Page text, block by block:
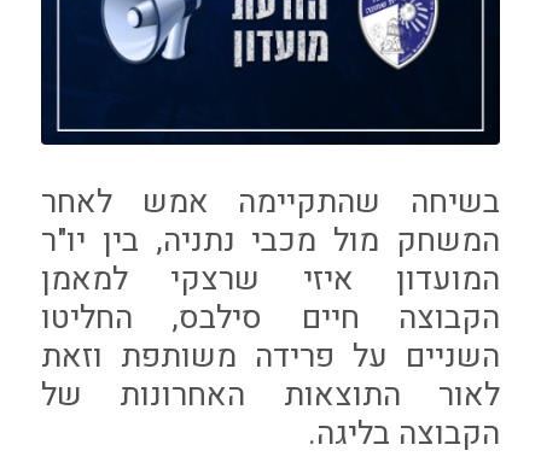
בשיחה שהתקיימה אמש לאחר
המשחק מול מכבי נתניה, בין יו"ר
המועדון איזי שרצקי למאמן
הקבוצה חיים סילבס, החליטו
השניים על פרידה משותפת וזאת
לאור התוצאות האחרונות של
הקבוצה בליגה.